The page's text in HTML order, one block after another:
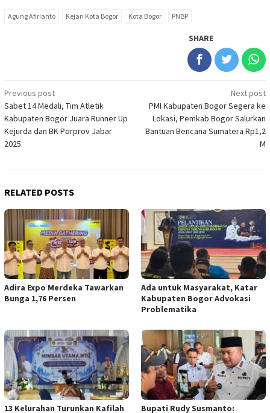
Agung Afirianto Kejari Kota Bogor Kota Bogor PNBP
SHARE
Post
navigation
Previous post
Sabet 14 Medali, Tim Atletik
Kabupaten Bogor Juara Runner Up
Kejurda dan BK Porprov Jabar
2025
Next post
PMI Kabupaten Bogor Segera ke
Lokasi, Pemkab Bogor Salurkan
Bantuan Bencana Sumatera Rp1,2
M
RELATED POSTS
Adira Expo Merdeka Tawarkan
Bunga 1,76 Persen
Ada untuk Masyarakat, Katar
Kabupaten Bogor Advokasi
Problematika
13 Kelurahan Turunkan Kafilah Bupati Rudy Susmanto: